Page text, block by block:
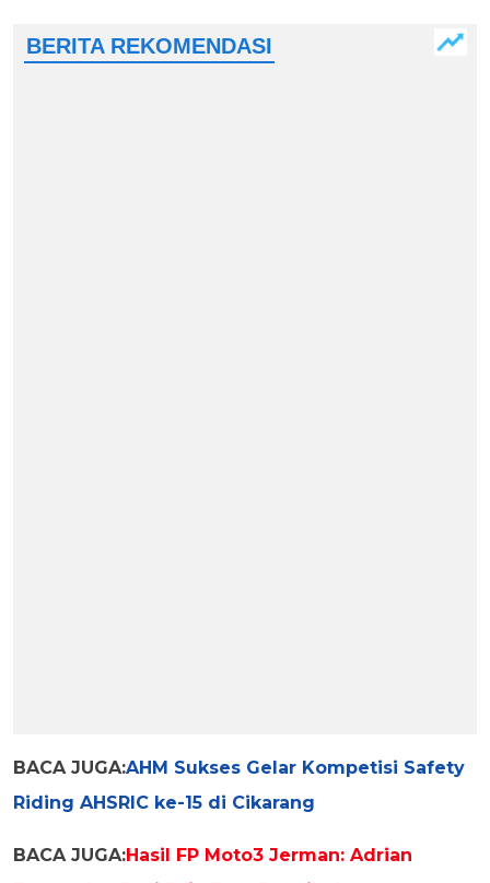
BACA JUGA:AHM Sukses Gelar Kompetisi Safety
Riding AHSRIC ke-15 di Cikarang
BACA JUGA:Hasil FP Moto3 Jerman: Adrian